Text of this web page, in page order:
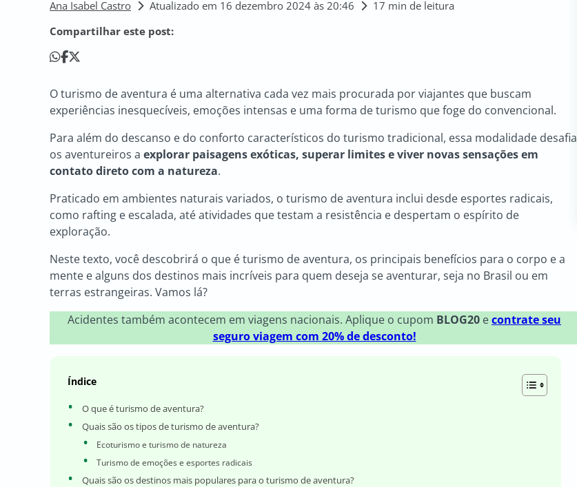
Ana Isabel Castro Atualizado em 16 dezembro 2024 às 20:46
17 min de leitura
Compartilhar este post:
O turismo de aventura é uma alternativa cada vez mais procurada por viajantes que buscam
experiências inesquecíveis, emoções intensas e uma forma de turismo que foge do convencional.
Para além do descanso e do conforto característicos do turismo tradicional, essa modalidade desafia
os aventureiros a explorar paisagens exóticas, superar limites e viver novas sensações em
contato direto com a natureza.
Praticado em ambientes naturais variados, o turismo de aventura inclui desde esportes radicais,
como rafting e escalada, até atividades que testam a resistência e despertam o espírito de
exploração.
Neste texto, você descobrirá o que é turismo de aventura, os principais benefícios para o corpo e a
mente e alguns dos destinos mais incríveis para quem deseja se aventurar, seja no Brasil ou em
terras estrangeiras. Vamos lá?
Acidentes também acontecem em viagens nacionais. Aplique o cupom BLOG20 econtrate seu
seguro viagem com 20% de desconto!
Índice
O que é turismo de aventura?
Quais são os tipos de turismo de aventura?
Ecoturismo e turismo de natureza
Turismo de emoções e esportes radicais
Quais são os destinos mais populares para o turismo de aventura?